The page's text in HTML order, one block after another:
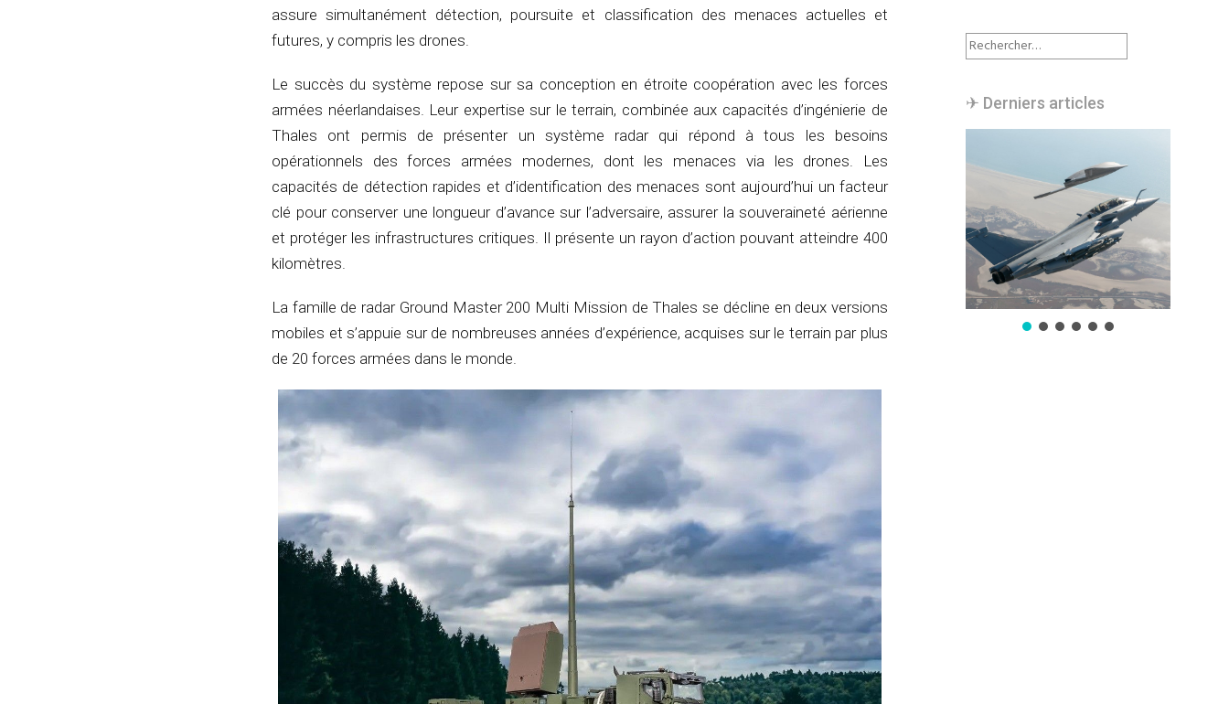
assure simultanément détection, poursuite et classification des menaces actuelles et
futures, y compris les drones.
Le succès du système repose sur sa conception en étroite coopération avec les forces
armées néerlandaises. Leur expertise sur le terrain, combinée aux capacités d’ingénierie de
Thales ont permis de présenter un système radar qui répond à tous les besoins
opérationnels des forces armées modernes, dont les menaces via les drones. Les
capacités de détection rapides et d’identification des menaces sont aujourd’hui un facteur
clé pour conserver une longueur d’avance sur l’adversaire, assurer la souveraineté aérienne
et protéger les infrastructures critiques. Il présente un rayon d’action pouvant atteindre 400
kilomètres.
La famille de radar Ground Master 200 Multi Mission de Thales se décline en deux versions
mobiles et s’appuie sur de nombreuses années d’expérience, acquises sur le terrain par plus
de 20 forces armées dans le monde.
Rechercher :
✈︎ Derniers articles